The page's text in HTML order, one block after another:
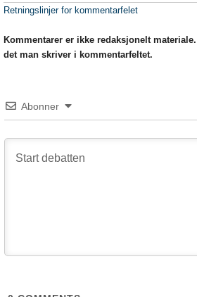
Retningslinjer for kommentarfelet
Kommentarer er ikke redaksjonelt
det man skriver i kommentarfeltet.
Abonner